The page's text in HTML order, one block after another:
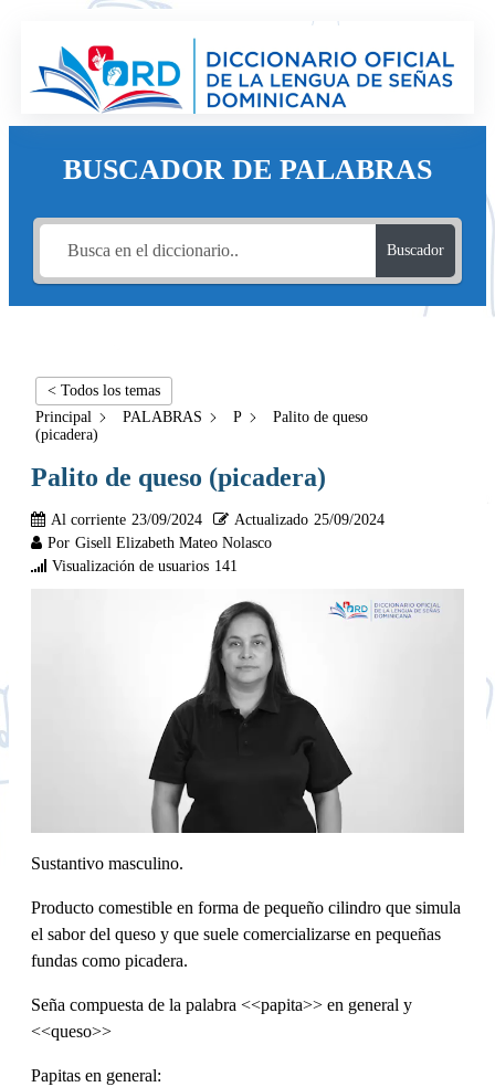
BUSCADOR DE PALABRAS
Buscador
< Todos los temas
Principal
PALABRAS P
Palito de queso
(picadera)
Palito de queso (picadera)
Al corriente 23/09/2024 Actualizado 25/09/2024
Por Gisell Elizabeth Mateo Nolasco
Visualización de usuarios 141
Sustantivo masculino.
Producto comestible en forma de pequeño cilindro que simula
el sabor del queso y que suele comercializarse en pequeñas
fundas como picadera.
Seña compuesta de la palabra <<papita>> en general y
<<queso>>
Papitas en general: